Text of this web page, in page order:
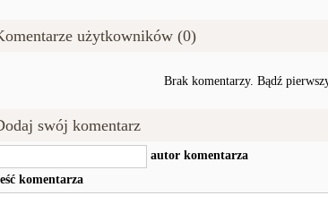
użytkowników (0)
Brak komentarzy. Bądź
swój komentarz
autor komentarza
komentarza